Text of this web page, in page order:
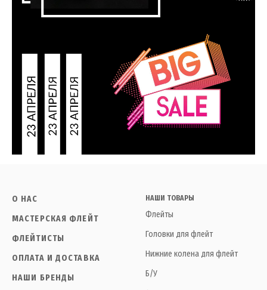
О НАС
МАСТЕРСКАЯ ФЛЕЙТ
ФЛЕЙТИСТЫ
ОПЛАТА И ДОСТАВКА
НАШИ БРЕНДЫ
НАШИ ТОВАРЫ
Флейты
Головки для флейт
Нижние колена для флейт
Б/У